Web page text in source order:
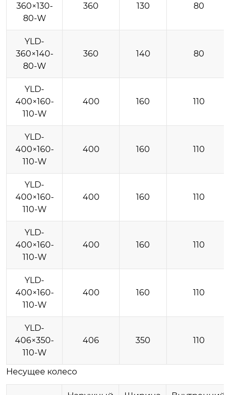
360×130-
80-W
360 130 80
YLD-
360×140-
80-W
360 140 80
YLD-
400×160-
110-W
400 160 110
YLD-
400×160-
110-W
400 160 110
YLD-
400×160-
110-W
400 160 110
YLD-
400×160-
110-W
400 160 110
YLD-
400×160-
110-W
400 160 110
YLD-
406×350-
110-W
406 350 110
Несущее колесо